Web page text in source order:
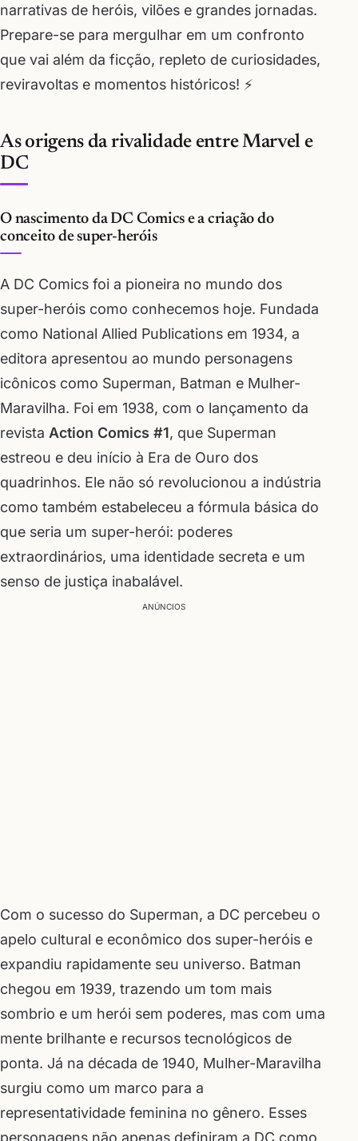
narrativas de heróis, vilões e grandes jornadas.
Prepare-se para mergulhar em um confronto
que vai além da ficção, repleto de curiosidades,
reviravoltas e momentos históricos! ⚡
As origens da rivalidade entre Marvel e
DC
O nascimento da DC Comics e a criação do
conceito de super-heróis
A DC Comics foi a pioneira no mundo dos
super-heróis como conhecemos hoje. Fundada
como National Allied Publications em 1934, a
editora apresentou ao mundo personagens
icônicos como Superman, Batman e Mulher-
Maravilha. Foi em 1938, com o lançamento da
revista Action Comics #1, que Superman
estreou e deu início à Era de Ouro dos
quadrinhos. Ele não só revolucionou a indústria
como também estabeleceu a fórmula básica do
que seria um super-herói: poderes
extraordinários, uma identidade secreta e um
senso de justiça inabalável.
ANÚNCIOS
Com o sucesso do Superman, a DC percebeu o
apelo cultural e econômico dos super-heróis e
expandiu rapidamente seu universo. Batman
chegou em 1939, trazendo um tom mais
sombrio e um herói sem poderes, mas com uma
mente brilhante e recursos tecnológicos de
ponta. Já na década de 1940, Mulher-Maravilha
surgiu como um marco para a
representatividade feminina no gênero. Esses
personagens não apenas definiram a DC como